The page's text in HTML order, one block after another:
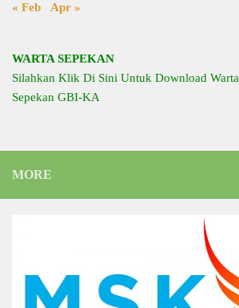
« Feb Apr »
WARTA SEPEKAN
Silahkan Klik Di Sini Untuk Download Warta
Sepekan GBI-KA
MORE